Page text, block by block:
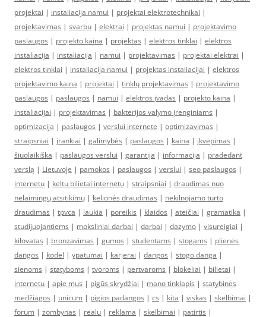
projektai | instaliacija namui | projektai elektrotechnikai |
projektavimas | svarbu | elektrai | projektas namui | projektavimo
paslaugos | projekto kaina | projektas | elektros tinklai | elektros
instaliacija | instaliacija | namui | projektavimas | projektai elektrai |
elektros tinklai | instaliacija namui | projektas instaliacijai | elektros
projektavimo kaina | projektai | tinklų projektavimas | projektavimo
paslaugos | paslaugos | namui | elektros įvadas | projekto kaina |
instaliacijai | projektavimas | bakterijos valymo įrenginiams |
optimizacija | paslaugos | verslui internete | optimizavimas |
straipsniai | įrankiai | galimybės | paslaugos | kaina | įkvėpimas |
šiuolaikiška | paslaugos verslui | garantija | informacija | pradedant
verslą | Lietuvoje | pamokos | paslaugos | verslui | seo paslaugos |
internetu | keltu bilietai internetu | straipsniai | draudimas nuo
nelaimingų atsitikimų | kelionės draudimas | nekilnojamo turto
draudimas | tpvca | laukia | poreikis | klaidos | ateičiai | gramatika |
studijuojantiems | moksliniai darbai | darbai | dazymo | visureigiai |
kilovatas | bronzavimas | gumos | studentams | stogams | plienės
dangos | kodel | ypatumai | karjerai | dangos | stogo danga |
sienoms | statyboms | tvoroms | pertvaroms | blokeliai | bilietai |
internetu | apie mus | pigūs skrydžiai | mano tinklapis | statybinės
medžiagos | unicum | pigios padangos | cs | kita | viskas | skelbimai |
forum | zombynas | realu | reklama | skelbimai | patirtis |